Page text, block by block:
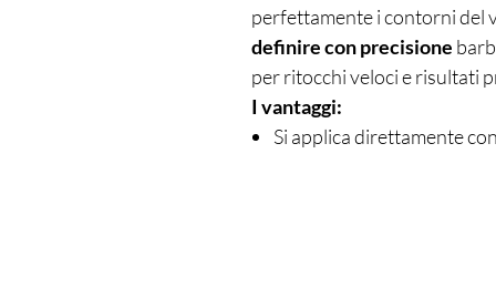
perfettamente i contorni del
definire con precisione
per ritocchi veloci e risultati
I vantaggi:
Si applica direttamente